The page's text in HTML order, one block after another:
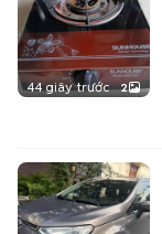
44 giây trước 2